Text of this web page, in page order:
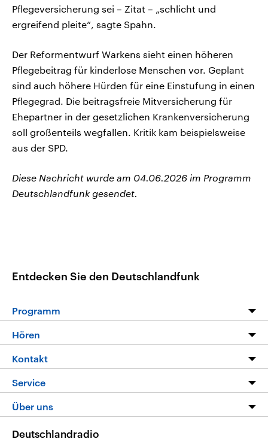
Pflegeversicherung sei – Zitat – „schlicht und
ergreifend pleite“, sagte Spahn.
Der Reformentwurf Warkens sieht einen höheren
Pflegebeitrag für kinderlose Menschen vor. Geplant
sind auch höhere Hürden für eine Einstufung in einen
Pflegegrad. Die beitragsfreie Mitversicherung für
Ehepartner in der gesetzlichen Krankenversicherung
soll großenteils wegfallen. Kritik kam beispielsweise
aus der SPD.
Diese Nachricht wurde am 04.06.2026 im Programm
Deutschlandfunk gesendet.
Entdecken Sie den Deutschlandfunk
Programm
Programm
Die Nachrichten
Nachrichtenleicht
Neue Beiträge auf dlf.de
Hören
Livestream
Podcasts
Deutschlandfunk App
Nachrichten App
Kontakt
Hörerservice
Service
FAQ
Über uns
Deutschlandradio